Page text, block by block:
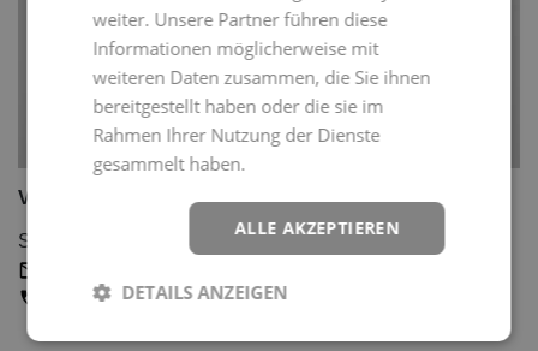
Vanessa Vontobel
Studiengangsbetreuung
+41 58 404 42 51
weiter. Unsere Partner führen diese
Informationen möglicherweise mit
weiteren Daten zusammen, die Sie ihnen
bereitgestellt haben oder die sie im
Rahmen Ihrer Nutzung der Dienste
gesammelt haben.
ALLE AKZEPTIEREN
DETAILS ANZEIGEN